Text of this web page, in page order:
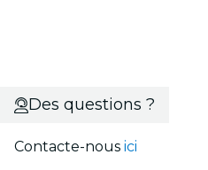
Des questions ?
Contacte-nous ici